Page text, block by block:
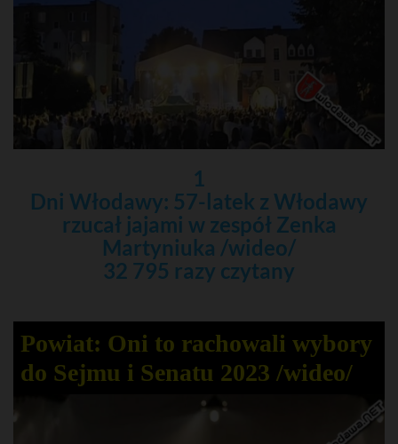
1
Dni Włodawy: 57-latek z Włodawy
rzucał jajami w zespół Zenka
Martyniuka /wideo/
32 795 razy czytany
Powiat: Oni to rachowali wybory
do Sejmu i Senatu 2023 /wideo/